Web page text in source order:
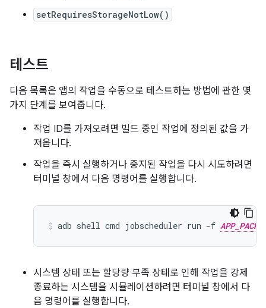
setRequiresStorageNotLow()
테스트
다음 목록은 앱의 작업을 수동으로 테스트하는 방법에 관한 몇
가지 단계를 보여줍니다.
작업 ID를 가져오려면 빌드 중인 작업에 정의된 값을 가
져옵니다.
작업을 즉시 실행하거나 중지된 작업을 다시 시도하려면
터미널 창에서 다음 명령어를 실행합니다.
adb shell cmd jobscheduler run -f
시스템 상태 또는 할당량 부족 상태로 인해 작업을 강제
종료하는 시스템을 시뮬레이션하려면 터미널 창에서 다
음 명령어를 실행합니다.